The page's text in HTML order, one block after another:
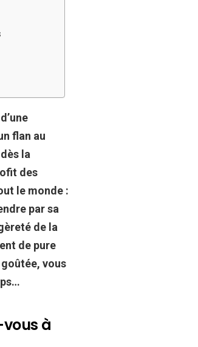
flan au
la
des
le monde :
par sa
de la
de pure
vous
à